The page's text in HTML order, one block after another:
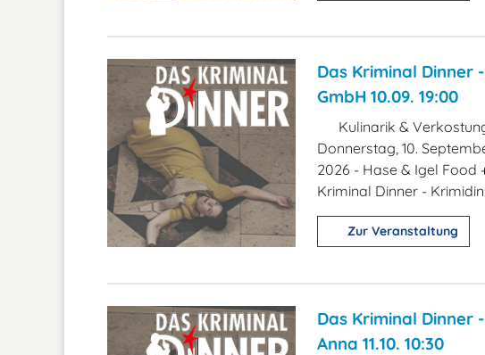
Das Kriminal Dinner
GmbH 10.09. 19:00
Kulinarik &
Donnerstag, 10.
2026 - Hase & Igel Food
Kriminal Dinner -
Zur Veranstaltung
Das Kriminal Dinner
Anna 11.10. 10:30